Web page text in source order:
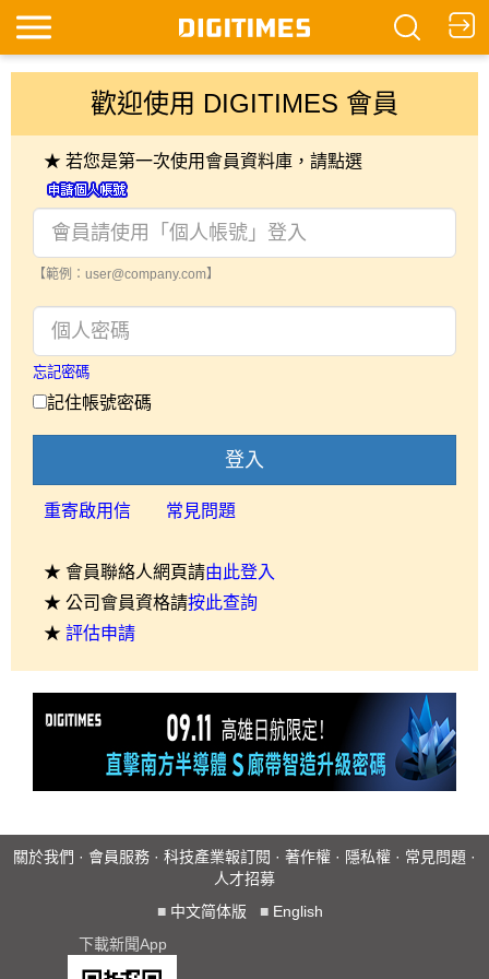
歡迎使用 DIGITIMES 會員
★ 若您是第一次使用會員資料庫，請點選
【範例：user@company.com】
忘記密碼
記住帳號密碼
登入
重寄啟用信 常見問題
★ 會員聯絡人網頁請由此登入
★ 公司會員資格請按此查詢
★ 評估申請
關於我們 · 會員服務 · 科技產業報訂閱 · 著作權 · 隱私權 · 常見問題 ·
人才招募
■ 中文简体版 ■ English
下載新聞App